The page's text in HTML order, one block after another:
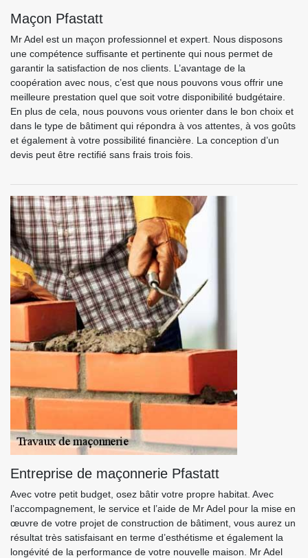
Maçon Pfastatt
Mr Adel est un maçon professionnel et expert. Nous disposons
une compétence suffisante et pertinente qui nous permet de
garantir la satisfaction de nos clients. L’avantage de la
coopération avec nous, c’est que nous pouvons vous offrir une
meilleure prestation quel que soit votre disponibilité budgétaire.
En plus de cela, nous pouvons vous orienter dans le bon choix et
dans le type de bâtiment qui répondra à vos attentes, à vos goûts
et également à votre possibilité financière. La conception d’un
devis peut être rectifié sans frais trois fois.
Entreprise de maçonnerie Pfastatt
Avec votre petit budget, osez bâtir votre propre habitat. Avec
l’accompagnement, le service et l’aide de Mr Adel pour la mise en
œuvre de votre projet de construction de bâtiment, vous aurez un
résultat très satisfaisant en terme d’esthétisme et également la
longévité de la performance de votre nouvelle maison. Mr Adel